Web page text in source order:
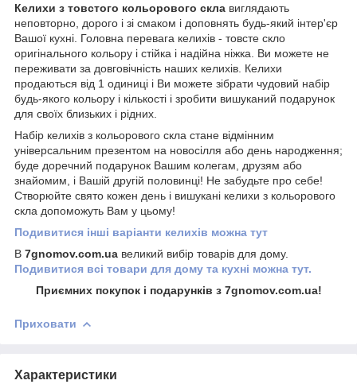
Келихи з товстого кольорового скла виглядають
неповторно, дорого і зі смаком і доповнять будь-який інтер'єр
Вашої кухні. Головна перевага келихів - товсте скло
оригінального кольору і стійка і надійна ніжка. Ви можете не
переживати за довговічність наших келихів. Келихи
продаються від 1 одиниці і Ви можете зібрати чудовий набір
будь-якого кольору і кількості і зробити вишуканий подарунок
для своїх близьких і рідних.
Набір келихів з кольорового скла стане відмінним
універсальним презентом на новосілля або день народження;
буде доречний подарунок Вашим колегам, друзям або
знайомим, і Вашій другій половинці! Не забудьте про себе!
Створюйте свято кожен день і вишукані келихи з кольорового
скла допоможуть Вам у цьому!
Подивитися інші варіанти келихів можна тут
В 7gnomov.com.ua великий вибір товарів для дому.
Подивитися всі товари для дому та кухні можна тут.
Приємних покупок і подарунків з 7gnomov.com.ua!
Приховати
Характеристики